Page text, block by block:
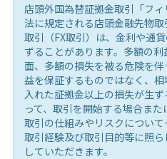
店頭外国為替証拠金取引「フ
法に規定される店頭金融先物
取引（FX取引）は、金利や通
ずることがあります。多額の
面、多額の損失を被る危険を
益を保証するものではなく、
入れた証拠金以上の損失が生
って、取引を開始する場合また
取引の仕組みやリスクについて
取引経験及び取引目的等に照
していただきます。